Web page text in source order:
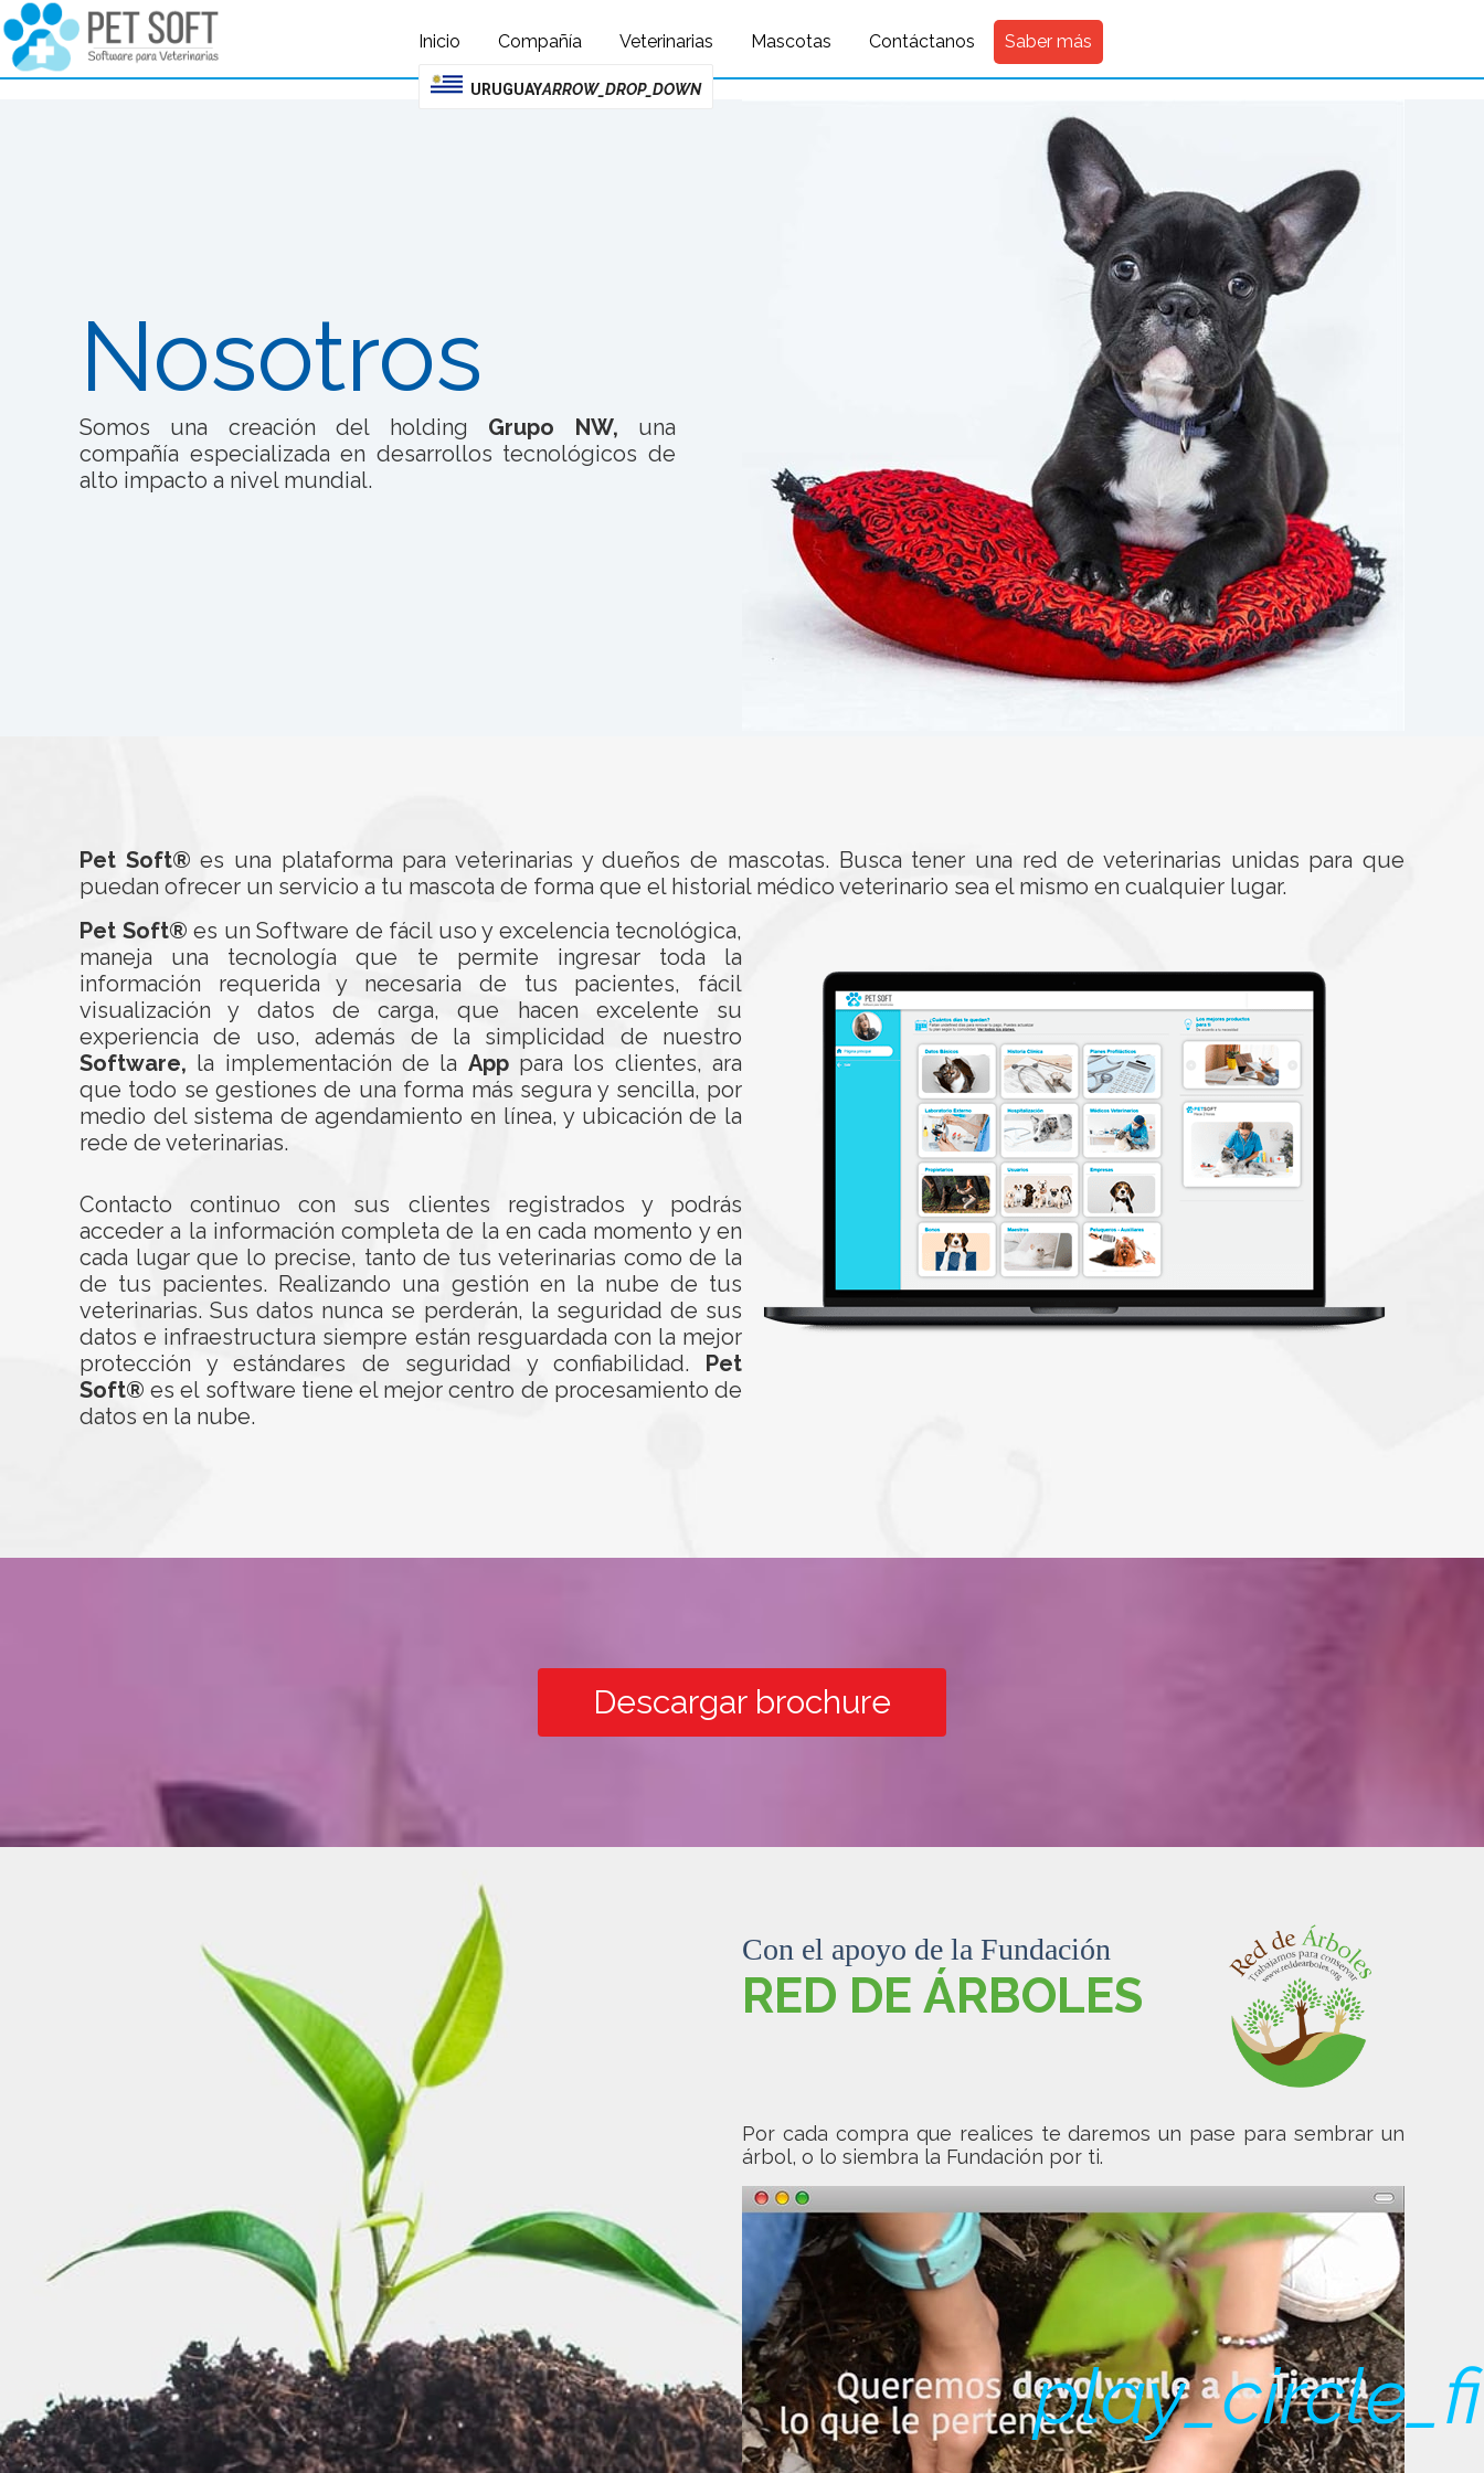
query failed, Table 'nwproject5_petsoft.preload_images' doesn't exist::SQL Query: /*qc=on*/ select * from preload_images where pagina=277
Inicio Compañía Veterinarias Mascotas Contáctanos Saber más
URUGUAYARROW_DROP_DOWN
Nosotros
Somos una creación del holding Grupo NW, una
compañía especializada en desarrollos tecnológicos de
alto impacto a nivel mundial.
Pet Soft® es una plataforma para veterinarias y dueños de mascotas. Busca tener una red de veterinarias unidas para que
puedan ofrecer un servicio a tu mascota de forma que el historial médico veterinario sea el mismo en cualquier lugar.
Pet Soft® es un Software de fácil uso y excelencia tecnológica,
maneja una tecnología que te permite ingresar toda la
información requerida y necesaria de tus pacientes, fácil
visualización y datos de carga, que hacen excelente su
experiencia de uso, además de la simplicidad de nuestro
Software, la implementación de la Apppara los clientes, ara
que todo se gestiones de una forma más segura y sencilla, por
medio del sistema de agendamiento en línea, y ubicación de la
rede de veterinarias.
Contacto continuo con sus clientes registrados y podrás
acceder a la información completa de la en cada momento y en
cada lugar que lo precise, tanto de tus veterinarias como de la
de tus pacientes. Realizando una gestión en la nube de tus
veterinarias. Sus datos nunca se perderán, la seguridad de sus
datos e infraestructura siempre están resguardada con la mejor
protección y estándares de seguridad y confiabilidad. Pet
Soft®es el software tiene el mejor centro de procesamiento de
datos en la nube.
Descargar brochure
Con el apoyo de la Fundación
RED DE ÁRBOLES
Por cada compra que realices te daremos un pase para sembrar un
árbol, o lo siembra la Fundación por ti.